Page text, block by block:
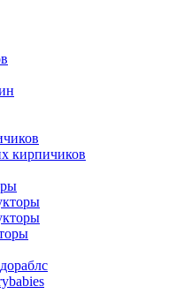
кирпичиков